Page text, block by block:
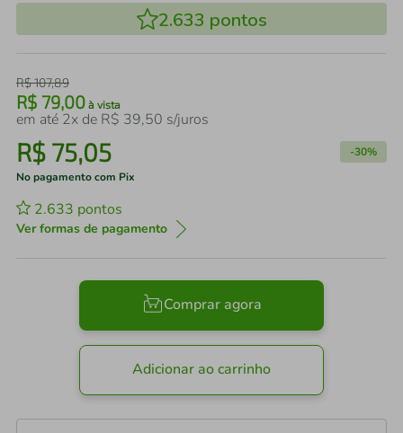
2.633 pontos
R$107,89
R$ 79,00 à vista
em até 2x de R$ 39,50 s/juros
R$ 75,05 -30%
No pagamento com Pix
2.633 pontos
Ver formas de pagamento
Comprar agora
Adicionar ao carrinho